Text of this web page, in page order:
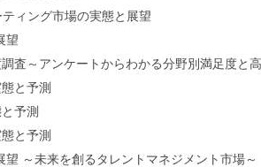
ィング市場の実態と展望
望
査～アンケートからわかる分野別満足度と
と予測
予測
と予測
～未来を創るタレントマネジメント市場～